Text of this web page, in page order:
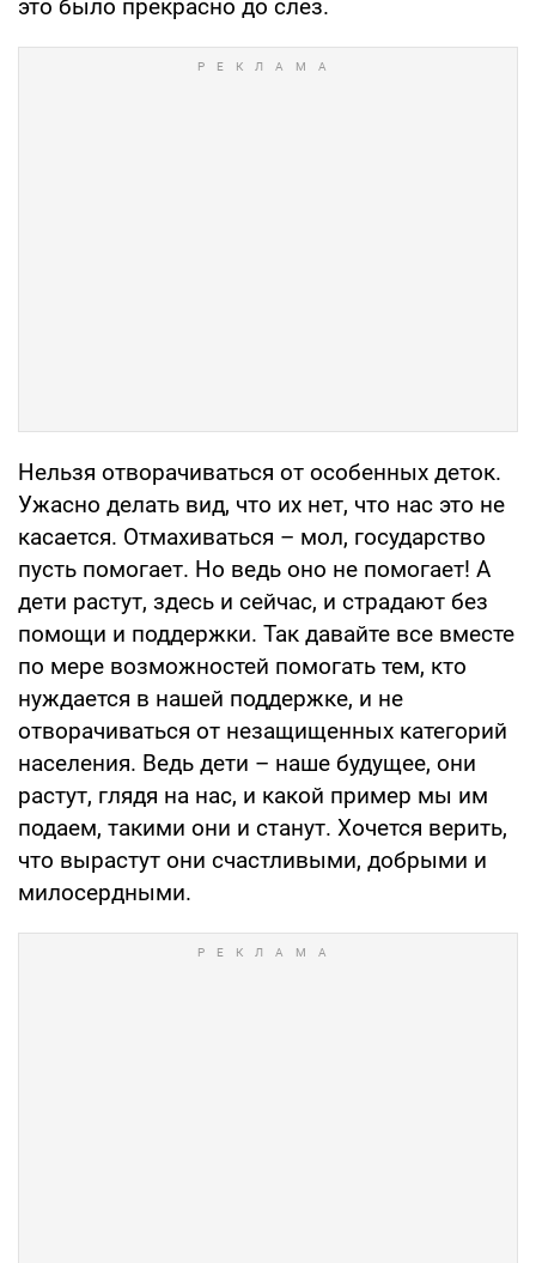
это было прекрасно до слез.
Нельзя отворачиваться от особенных деток.
Ужасно делать вид, что их нет, что нас это не
касается. Отмахиваться – мол, государство
пусть помогает. Но ведь оно не помогает! А
дети растут, здесь и сейчас, и страдают без
помощи и поддержки. Так давайте все вместе
по мере возможностей помогать тем, кто
нуждается в нашей поддержке, и не
отворачиваться от незащищенных категорий
населения. Ведь дети – наше будущее, они
растут, глядя на нас, и какой пример мы им
подаем, такими они и станут. Хочется верить,
что вырастут они счастливыми, добрыми и
милосердными.